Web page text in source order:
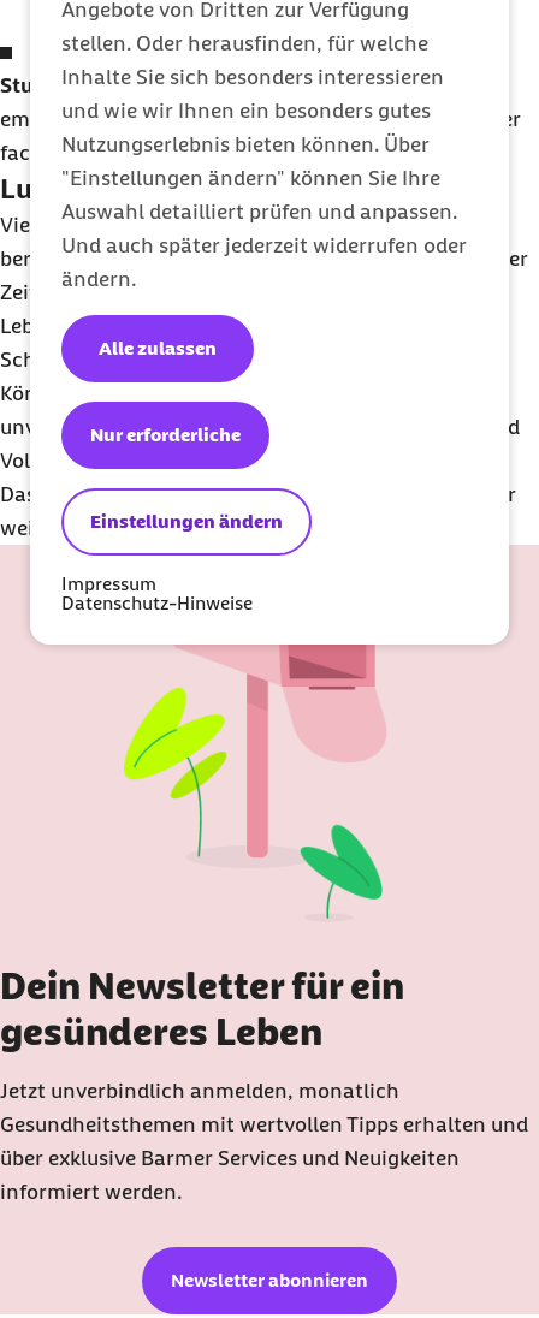
Angebote von Dritten zur Verfügung
stellen. Oder herausfinden, für welche
Inhalte Sie sich besonders interessieren
und wie wir Ihnen ein besonders gutes
Nutzungserlebnis bieten können. Über
"Einstellungen ändern" können Sie Ihre
Auswahl detailliert prüfen und anpassen.
Und auch später jederzeit widerrufen oder
ändern.
Einstellungen ändern
Nur erforderliche
Alle zulassen
Impressum
Datenschutz-Hinweise
Wird oft von Schuldgefühlen begleitet
Studien belegen: Intuitives Essen reduziert
emotionales Essen deutlich. AuchÜberessen , weniger
fachlich auch Überfressen genannt, wird seltener.
Lust auf Gesundes statt Naschereien
Viele Menschen, die beim Essen intuitiv vorgehen,
berichten von einer spannenden Beobachtung: Mit der
Zeit verändert sich das Verlangen nach bestimmten
Lebensmitteln. Der Heißhunger auf Chips oder
Schokolade lässt nach. Stattdessen signalisiert der
Körper vermehrt den Wunsch nach frischen,
unverarbeiteten Lebensmitteln wie Obst, Gemüse und
Vollkornprodukten.
Das passiert ganz von selbst, ohne Druck. Dein Körper
weiß erstaunlich gut, was ihm guttut.
Dein Newsletter für ein
gesünderes Leben
Jetzt unverbindlich anmelden, monatlich
Gesundheitsthemen mit wertvollen Tipps erhalten und
über exklusive Barmer Services und Neuigkeiten
informiert werden.
Newsletter abonnieren